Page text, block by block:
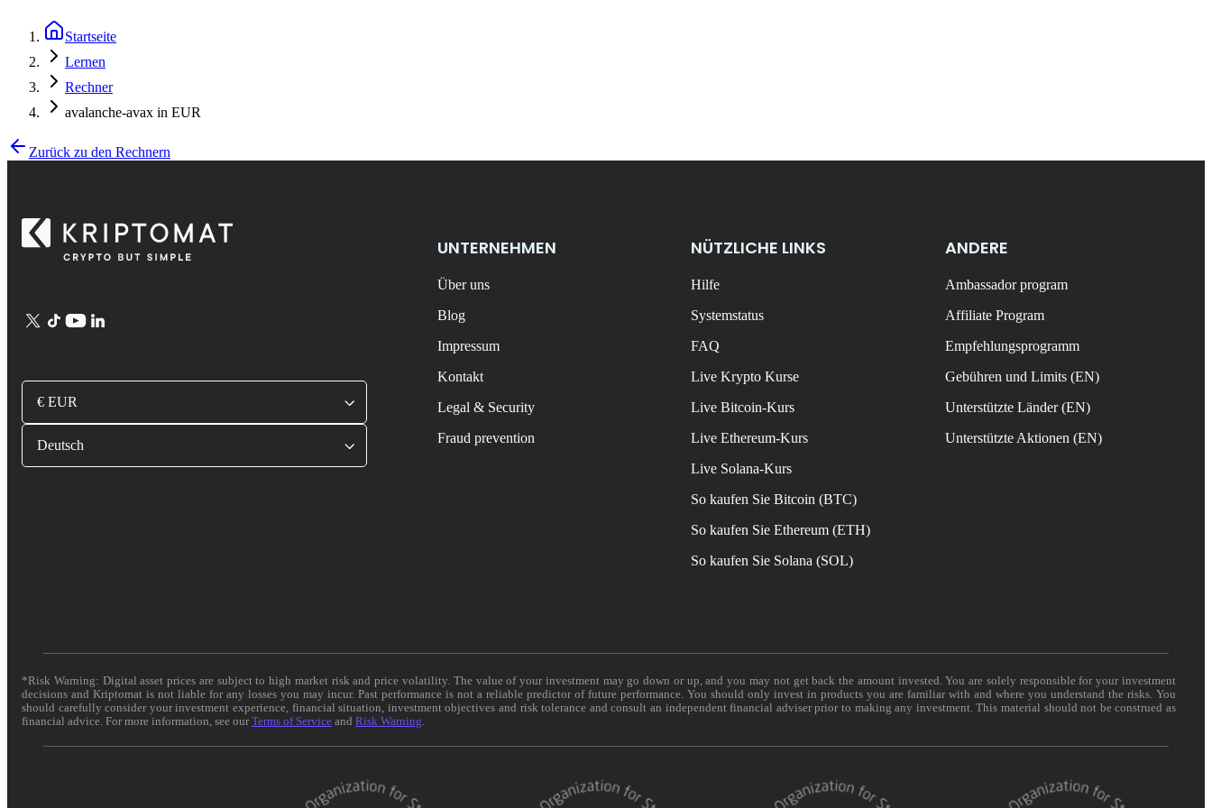
Startseite
Lernen
Rechner
avalanche-avax in EUR
Zurück zu den Rechnern
€ EUR
Deutsch
UNTERNEHMEN
Über uns
Blog
Impressum
Kontakt
Legal & Security
Fraud prevention
NÜTZLICHE LINKS
Hilfe
Systemstatus
FAQ
Live Krypto Kurse
Live Bitcoin-Kurs
Live Ethereum-Kurs
Live Solana-Kurs
So kaufen Sie Bitcoin (BTC)
So kaufen Sie Ethereum (ETH)
So kaufen Sie Solana (SOL)
ANDERE
Ambassador program
Affiliate Program
Empfehlungsprogramm
Gebühren und Limits (EN)
Unterstützte Länder (EN)
Unterstützte Aktionen (EN)
*Risk Warning: Digital asset prices are subject to high market risk and price volatility. The value of your investment may go down or up, and you may not get back the amount invested. You are solely responsible for your investment
decisions and Kriptomat is not liable for any losses you may incur. Past performance is not a reliable predictor of future performance. You should only invest in products you are familiar with and where you understand the risks. You
should carefully consider your investment experience, financial situation, investment objectives and risk tolerance and consult an independent financial adviser prior to making any investment. This material should not be construed as
financial advice. For more information, see ourTerms of Service and Risk Warning